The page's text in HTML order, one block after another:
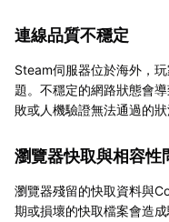
連線品質不穩定
Steam伺服器位於海外，
題。不穩定的網路狀態會
敗或人機驗證無法通過的狀
瀏覽器快取與相容性
瀏覽器殘留的快取資料與
期或損壞的快取檔案會造